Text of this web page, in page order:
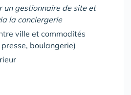
un gestionnaire de site et
la conciergerie
ville et commodités
boulangerie)